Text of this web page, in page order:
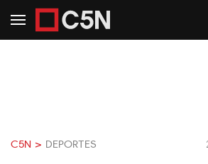
C5N > DEPORTES